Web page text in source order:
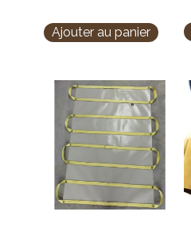
Ajouter au panier